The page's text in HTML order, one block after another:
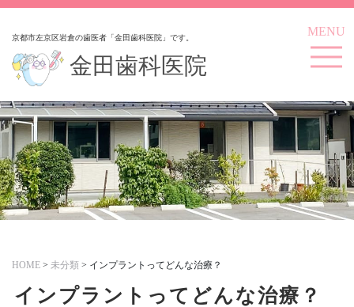
京都市左京区岩倉の歯医者「金田歯科医院」です。
金田歯科医院
MENU
HOME > 未分類 > インプラントってどんな治療？
インプラントってどんな治療？